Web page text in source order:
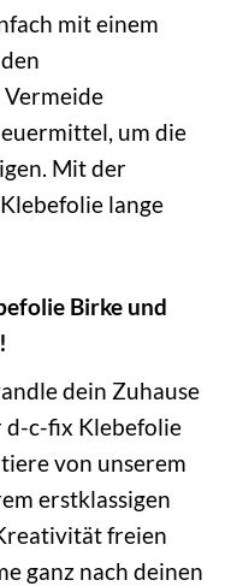
mit einem
um die
Mit der
lange
Birke und
dein Zuhause
d-c-fix Klebefolie
von unserem
erstklassigen
freien
ganz nach deinen